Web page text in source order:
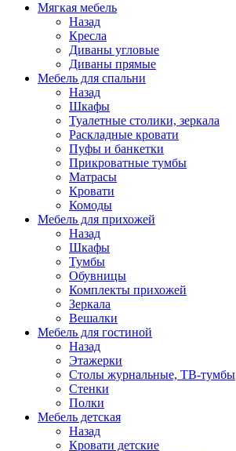
Мягкая мебель
Назад
Кресла
Диваны угловые
Диваны прямые
Мебель для спальни
Назад
Шкафы
Туалетные столики, зеркала
Раскладные кровати
Пуфы и банкетки
Прикроватные тумбы
Матрасы
Кровати
Комоды
Мебель для прихожей
Назад
Шкафы
Тумбы
Обувницы
Комплекты прихожей
Зеркала
Вешалки
Мебель для гостиной
Назад
Этажерки
Столы журнальные, ТВ-тумбы
Стенки
Полки
Мебель детская
Назад
Кровати детские